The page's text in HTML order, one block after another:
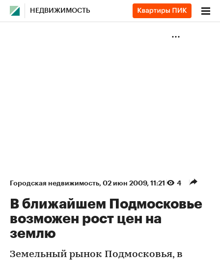
НЕДВИЖИМОСТЬ
Городская недвижимость⁠, 02 июн 2009, 11:21 4
В ближайшем Подмосковье
возможен рост цен на
землю
Земельный рынок Подмосковья, в